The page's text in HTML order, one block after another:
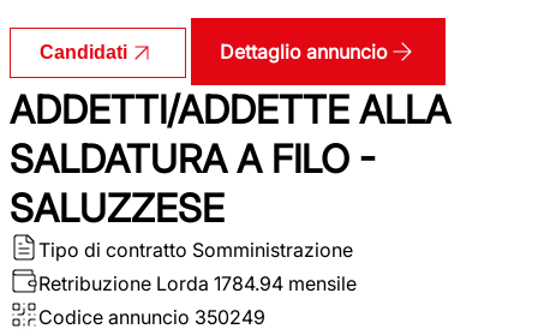
Candidati Dettaglio annuncio
ADDETTI/ADDETTE ALLA
SALDATURA A FILO -
SALUZZESE
Tipo di contratto Somministrazione
Retribuzione Lorda 1784.94 mensile
Codice annuncio 350249